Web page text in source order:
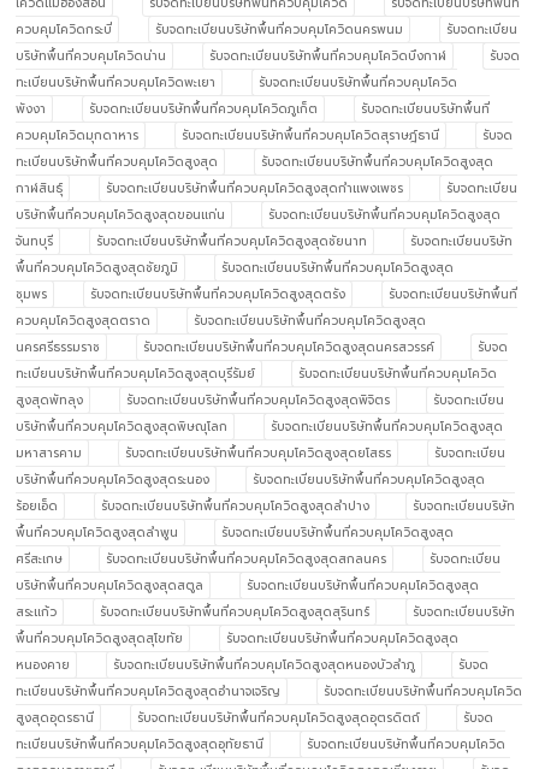
ควบคุมโควิดกระบี่
รับจดทะเบียนบริษัทพื้นที่ควบคุมโควิดนครพนม
รับจดทะเบียน
บริษัทพื้นที่ควบคุมโควิดน่าน
รับจดทะเบียนบริษัทพื้นที่ควบคุมโควิดบึงกาฬ
รับจด
ทะเบียนบริษัทพื้นที่ควบคุมโควิดพะเยา
รับจดทะเบียนบริษัทพื้นที่ควบคุมโควิด
พังงา
รับจดทะเบียนบริษัทพื้นที่ควบคุมโควิดภูเก็ต
รับจดทะเบียนบริษัทพื้นที่
ควบคุมโควิดมุกดาหาร
รับจดทะเบียนบริษัทพื้นที่ควบคุมโควิดสุราษฎ์ธานี
รับจด
ทะเบียนบริษัทพื้นที่ควบคุมโควิดสูงสุด
รับจดทะเบียนบริษัทพื้นที่ควบคุมโควิดสูงสุด
กาฬสินธุ์
รับจดทะเบียนบริษัทพื้นที่ควบคุมโควิดสูงสุดกำแพงเพชร
รับจดทะเบียน
บริษัทพื้นที่ควบคุมโควิดสูงสุดขอนแก่น
รับจดทะเบียนบริษัทพื้นที่ควบคุมโควิดสูงสุด
จันทบุรี
รับจดทะเบียนบริษัทพื้นที่ควบคุมโควิดสูงสุดชัยนาท
รับจดทะเบียนบริษัท
พื้นที่ควบคุมโควิดสูงสุดชัยภูมิ
รับจดทะเบียนบริษัทพื้นที่ควบคุมโควิดสูงสุด
ชุมพร
รับจดทะเบียนบริษัทพื้นที่ควบคุมโควิดสูงสุดตรัง
รับจดทะเบียนบริษัทพื้นที่
ควบคุมโควิดสูงสุดตราด
รับจดทะเบียนบริษัทพื้นที่ควบคุมโควิดสูงสุด
นครศรีธรรมราช
รับจดทะเบียนบริษัทพื้นที่ควบคุมโควิดสูงสุดนครสวรรค์
รับจด
ทะเบียนบริษัทพื้นที่ควบคุมโควิดสูงสุดบุรีรัมย์
รับจดทะเบียนบริษัทพื้นที่ควบคุมโควิด
สูงสุดพัทลุง
รับจดทะเบียนบริษัทพื้นที่ควบคุมโควิดสูงสุดพิจิตร
รับจดทะเบียน
บริษัทพื้นที่ควบคุมโควิดสูงสุดพิษณุโลก
รับจดทะเบียนบริษัทพื้นที่ควบคุมโควิดสูงสุด
มหาสารคาม
รับจดทะเบียนบริษัทพื้นที่ควบคุมโควิดสูงสุดยโสธร
รับจดทะเบียน
บริษัทพื้นที่ควบคุมโควิดสูงสุดระนอง
รับจดทะเบียนบริษัทพื้นที่ควบคุมโควิดสูงสุด
ร้อยเอ็ด
รับจดทะเบียนบริษัทพื้นที่ควบคุมโควิดสูงสุดลำปาง
รับจดทะเบียนบริษัท
พื้นที่ควบคุมโควิดสูงสุดลำพูน
รับจดทะเบียนบริษัทพื้นที่ควบคุมโควิดสูงสุด
ศรีสะเกษ
รับจดทะเบียนบริษัทพื้นที่ควบคุมโควิดสูงสุดสกลนคร
รับจดทะเบียน
บริษัทพื้นที่ควบคุมโควิดสูงสุดสตูล
รับจดทะเบียนบริษัทพื้นที่ควบคุมโควิดสูงสุด
สระแก้ว
รับจดทะเบียนบริษัทพื้นที่ควบคุมโควิดสูงสุดสุรินทร์
รับจดทะเบียนบริษัท
พื้นที่ควบคุมโควิดสูงสุดสุโขทัย
รับจดทะเบียนบริษัทพื้นที่ควบคุมโควิดสูงสุด
หนองคาย
รับจดทะเบียนบริษัทพื้นที่ควบคุมโควิดสูงสุดหนองบัวลำภู
รับจด
ทะเบียนบริษัทพื้นที่ควบคุมโควิดสูงสุดอำนาจเจริญ
รับจดทะเบียนบริษัทพื้นที่ควบคุมโควิด
สูงสุดอุดรธานี
รับจดทะเบียนบริษัทพื้นที่ควบคุมโควิดสูงสุดอุตรดิตถ์
รับจด
ทะเบียนบริษัทพื้นที่ควบคุมโควิดสูงสุดอุทัยธานี
รับจดทะเบียนบริษัทพื้นที่ควบคุมโควิด